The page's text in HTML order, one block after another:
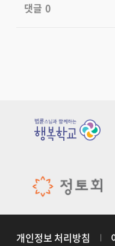
댓글 0
개인정보 처리방침